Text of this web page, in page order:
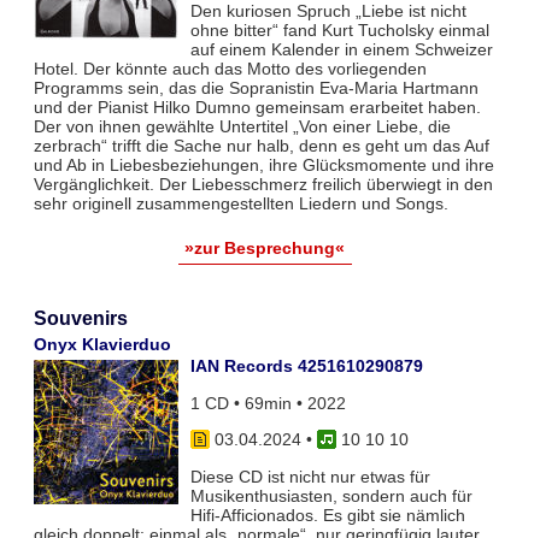
Den kuriosen Spruch „Liebe ist nicht
ohne bitter“ fand Kurt Tucholsky einmal
auf einem Kalender in einem Schweizer
Hotel. Der könnte auch das Motto des vorliegenden
Programms sein, das die Sopranistin Eva-Maria Hartmann
und der Pianist Hilko Dumno gemeinsam erarbeitet haben.
Der von ihnen gewählte Untertitel „Von einer Liebe, die
zerbrach“ trifft die Sache nur halb, denn es geht um das Auf
und Ab in Liebesbeziehungen, ihre Glücksmomente und ihre
Vergänglichkeit. Der Liebesschmerz freilich überwiegt in den
sehr originell zusammengestellten Liedern und Songs.
»zur Besprechung«
Souvenirs
Onyx Klavierduo
IAN Records 4251610290879
1 CD • 69min • 2022
03.04.2024•
10 10 10
Diese CD ist nicht nur etwas für
Musikenthusiasten, sondern auch für
Hifi-Afficionados. Es gibt sie nämlich
gleich doppelt: einmal als „normale“, nur geringfügig lauter